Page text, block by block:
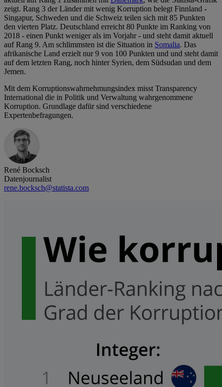
zeigt. Rang 3 der Länder mit wenig Korruption belegt Finnland -
Singapur, Schweden und die Schweiz teilen sich mit 85 Punkten
den vierten Platz. Deutschland erreicht 80 Punkte im Ranking von
2018 - einen Punkt weniger als im Vorjahr - und steht damit aktuell
auf Rang 9. Am schlimmsten ist die Situation in Somalia. Das
afrikanische Land erzielt nur 9 von 100 Punkten und und steht damit
auf dem letzten Rang, noch hinter Syrien, dem Südsudan und dem
Jemen.
Mit dem Korruptionswahrnehmungsindex misst Transparency
International die in Politik und Verwaltung wahrgenommene
Korruption. Grundlage dafür sind verschiedene
Expertenbefragungen.
René Bocksch
Datenjournalist
rene.bocksch@statista.com